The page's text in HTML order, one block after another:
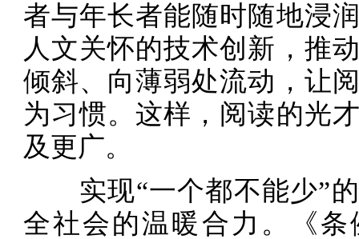
者与年长者能随时随地浸
人文关怀的技术创新，推
倾斜、向薄弱处流动，让
为习惯。这样，阅读的光
及更广。
实现“一个都不能少”的
全社会的温暖合力。《